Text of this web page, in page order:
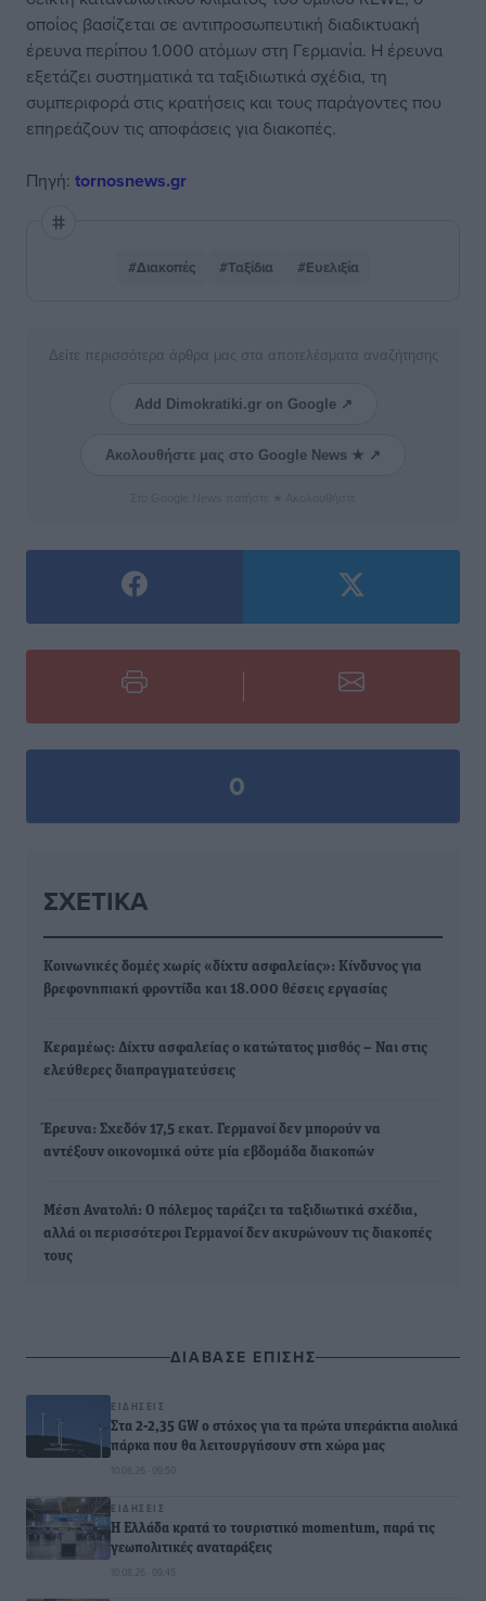
οποίος βασίζεται σε αντιπροσωπευτική διαδικτυακή
έρευνα περίπου 1.000 ατόμων στη Γερμανία. Η έρευνα
εξετάζει συστηματικά τα ταξιδιωτικά σχέδια, τη
συμπεριφορά στις κρατήσεις και τους παράγοντες που
επηρεάζουν τις αποφάσεις για διακοπές.
Πηγή: tornosnews.gr
#Διακοπές #Ταξίδια #Ευελιξία
Δείτε περισσότερα άρθρα μας στα αποτελέσματα αναζήτησης
Add Dimokratiki.gr on Google ↗
Ακολουθήστε μας στο Google News ★ ↗
0
ΣΧΕΤΙΚΆ
Κοινωνικές δομές χωρίς «δίχτυ ασφαλείας»: Κίνδυνος για
βρεφονηπιακή φροντίδα και 18.000 θέσεις εργασίας
Κεραμέως: Δίχτυ ασφαλείας ο κατώτατος μισθός – Ναι στις
ελεύθερες διαπραγματεύσεις
Έρευνα: Σχεδόν 17,5 εκατ. Γερμανοί δεν μπορούν να
αντέξουν οικονομικά ούτε μία εβδομάδα διακοπών
Μέση Ανατολή: Ο πόλεμος ταράζει τα ταξιδιωτικά σχέδια,
αλλά οι περισσότεροι Γερμανοί δεν ακυρώνουν τις διακοπές
τους
ΔΙΑΒΑΣΕ ΕΠΙΣΗΣ
ΕΙΔΉΣΕΙΣ
Στα 2-2,35 GW ο στόχος για τα πρώτα υπεράκτια αιολικά
πάρκα που θα λειτουργήσουν στη χώρα μας
10.08.26 · 09:50
ΕΙΔΉΣΕΙΣ
Η Ελλάδα κρατά το τουριστικό momentum, παρά τις
γεωπολιτικές αναταράξεις
10.08.26 · 09:45